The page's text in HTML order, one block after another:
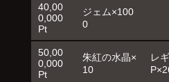
40,00
0,000
Pt
ジェム×100
0
50,00
0,000
Pt
朱紅の水晶×
10
レ